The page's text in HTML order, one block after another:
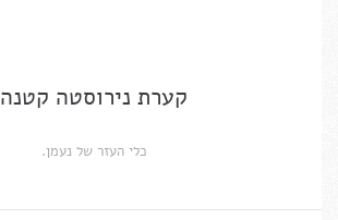
קערת נירוסטה קטנה
כלי העזר של נעמן.